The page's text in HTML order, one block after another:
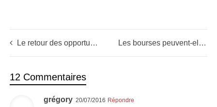
Le retour des opportunités en bourse ? Merci les US ! Les bourses peuvent-elles repartir à la hausse pendant 7ans ?
12 Commentaires
grégory 20/07/2016 Répondre